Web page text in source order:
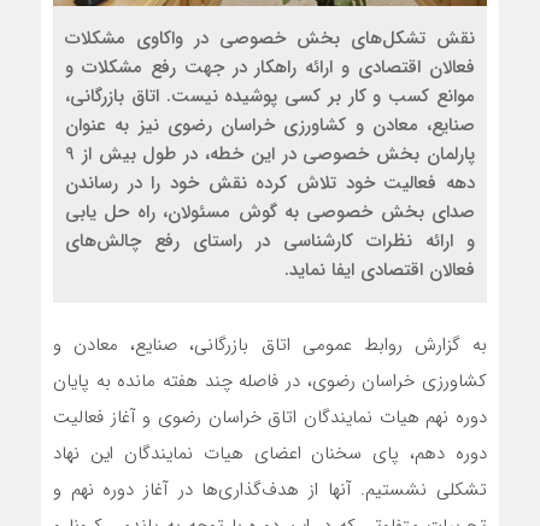
نقش تشکل‌های بخش خصوصی در واکاوی مشکلات
فعالان اقتصادی و ارائه راهکار در جهت رفع مشکلات و
موانع کسب و کار بر کسی پوشیده نیست. اتاق بازرگانی،
صنایع، معادن و کشاورزی خراسان رضوی نیز به عنوان
پارلمان بخش خصوصی در این خطه، در طول بیش از 9
دهه فعالیت خود تلاش کرده نقش خود را در رساندن
صدای بخش خصوصی به گوش مسئولان، راه حل یابی
و ارائه نظرات کارشناسی در راستای رفع چالش‌های
فعالان اقتصادی ایفا نماید.
به گزارش روابط عمومی اتاق بازرگانی، صنایع، معادن و
کشاورزی خراسان رضوی، در فاصله چند هفته مانده به پایان
دوره نهم هیات نمایندگان اتاق خراسان رضوی و آغاز فعالیت
دوره دهم، پای سخنان اعضای هیات نمایندگان این نهاد
تشکلی نشستیم. آنها از هدف‌گذاری‌ها در آغاز دوره نهم و